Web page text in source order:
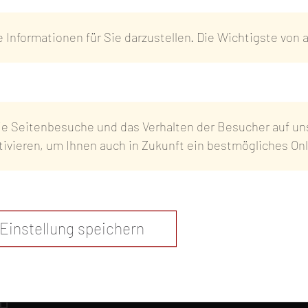
Marcel
Online-Shops
für Sie darzustellen. Die Wichtigste von
Seitenbesuche und das Verhalten der Besucher auf
um Ihnen auch in Zukunft ein bestmögliches
Einstellung speichern